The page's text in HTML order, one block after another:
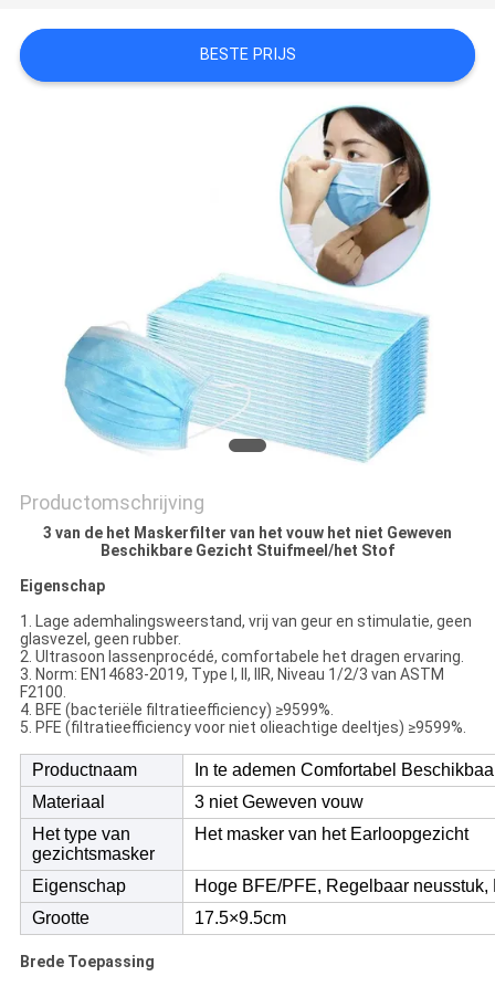
PRIVACY
POLICY
BESTE PRIJS
Productomschrijving
3 van de het Maskerfilter van het vouw het niet Geweven
Beschikbare Gezicht Stuifmeel/het Stof
Eigenschap
1. Lage ademhalingsweerstand, vrij van geur en stimulatie, geen
glasvezel, geen rubber.
2. Ultrasoon lassenprocédé, comfortabele het dragen ervaring.
3. Norm: EN14683-2019, Type I, II, IIR, Niveau 1/2/3 van ASTM
F2100.
4. BFE (bacteriële filtratieefficiency) ≥9599%.
5. PFE (filtratieefficiency voor niet olieachtige deeltjes) ≥9599%.
Productnaam
In te ademen Comfortabel
Materiaal
3 niet Geweven vouw
Het type van
gezichtsmasker
Het masker van het Earloopgezicht
Eigenschap
Hoge BFE/PFE, Regelbaar
Grootte
17.5×9.5cm
Brede Toepassing